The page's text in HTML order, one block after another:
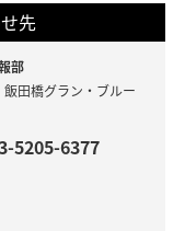
先
部
田橋グラン・ブルー
5205-6377